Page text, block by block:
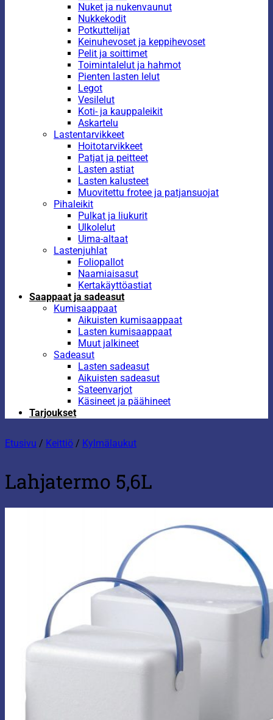
Nuket ja nukenvaunut
Nukkekodit
Potkuttelijat
Keinuhevoset ja keppihevoset
Pelit ja soittimet
Toimintalelut ja hahmot
Pienten lasten lelut
Legot
Vesilelut
Koti- ja kauppaleikit
Askartelu
Lastentarvikkeet
Hoitotarvikkeet
Patjat ja peitteet
Lasten astiat
Lasten kalusteet
Muovitettu frotee ja patjansuojat
Pihaleikit
Pulkat ja liukurit
Ulkolelut
Uima-altaat
Lastenjuhlat
Foliopallot
Naamiaisasut
Kertakäyttöastiat
Saappaat ja sadeasut
Kumisaappaat
Aikuisten kumisaappaat
Lasten kumisaappaat
Muut jalkineet
Sadeasut
Lasten sadeasut
Aikuisten sadeasut
Sateenvarjot
Käsineet ja päähineet
Tarjoukset
Etusivu / Keittiö / Kylmälaukut
Lahjatermo 5,6L